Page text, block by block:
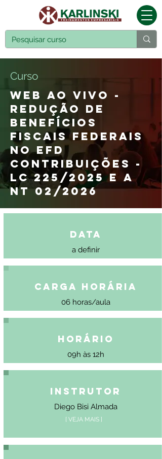
Curso
WEB AO VIVO -
REDUÇÃO DE
BENEFÍCIOS
FISCAIS FEDERAIS
NO EFD
CONTRIBUIÇÕES -
LC 225/2025 E A
NT 02/2026
Data
a definir
Carga Horária
06 horas/aula
Horário
09h às 12h
Instrutor
Diego Bisi Almada
[ VEJA MAIS ]